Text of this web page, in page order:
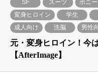
SF スーツ ポニ
変身ヒロイン
学生
成人向け
洗脳 男性
元・変身ヒロイン！今
【AfterImage】